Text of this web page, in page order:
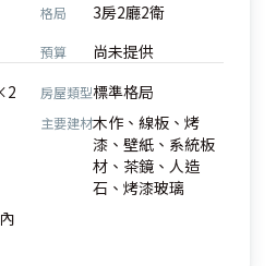
格局 3房2廳2衛
預算 尚未提供
房屋類型標準格局
主要建材木作、線板、烤
漆、壁紙、系統板
材、茶鏡、人造
石、烤漆玻璃